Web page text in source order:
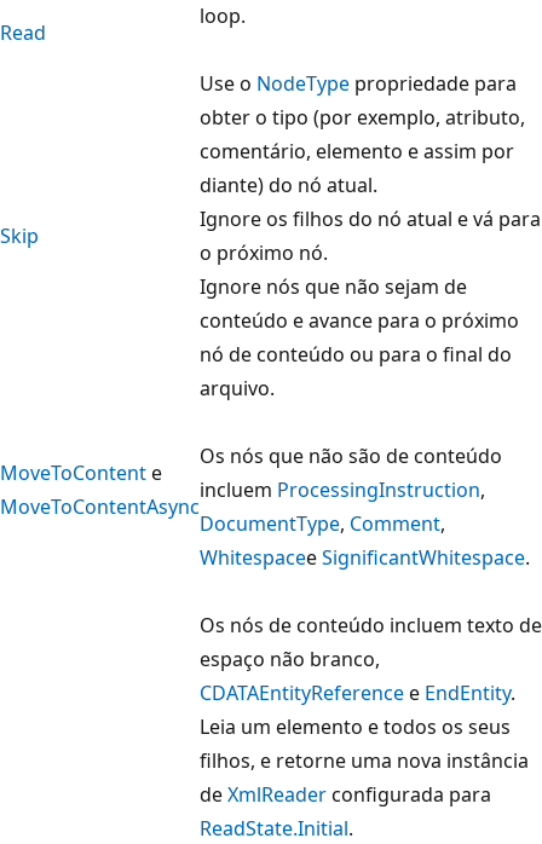
Read
loop.
Use o NodeType propriedade para
obter o tipo (por exemplo, atributo,
comentário, elemento e assim por
diante) do nó atual.
Skip
Ignore os filhos do nó atual e vá para
o próximo nó.
MoveToContente
MoveToContentAsync
Ignore nós que não sejam de
conteúdo e avance para o próximo
nó de conteúdo ou para o final do
arquivo.
Os nós que não são de conteúdo
incluem ProcessingInstruction,
DocumentType, Comment,
WhitespaceeSignificantWhitespace.
Os nós de conteúdo incluem texto de
espaço não branco,
CDATAEntityReferencee EndEntity.
Leia um elemento e todos os seus
filhos, e retorne uma nova instância
deXmlReaderconfigurada para
ReadState.Initial.